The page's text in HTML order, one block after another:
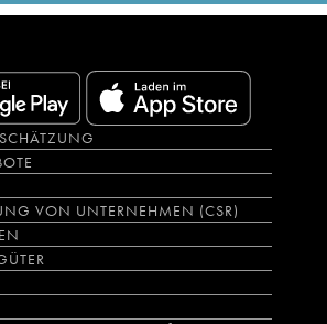
VON UNTERNEHMEN (CSR)